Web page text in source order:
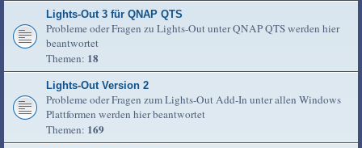
Lights-Out 3 für QNAP QTS
Probleme oder Fragen zu Lights-Out unter QNAP QTS werden hier
beantwortet
Themen: 18
Lights-Out Version 2
Probleme oder Fragen zum Lights-Out Add-In unter allen Windows
Plattformen werden hier beantwortet
Themen: 169